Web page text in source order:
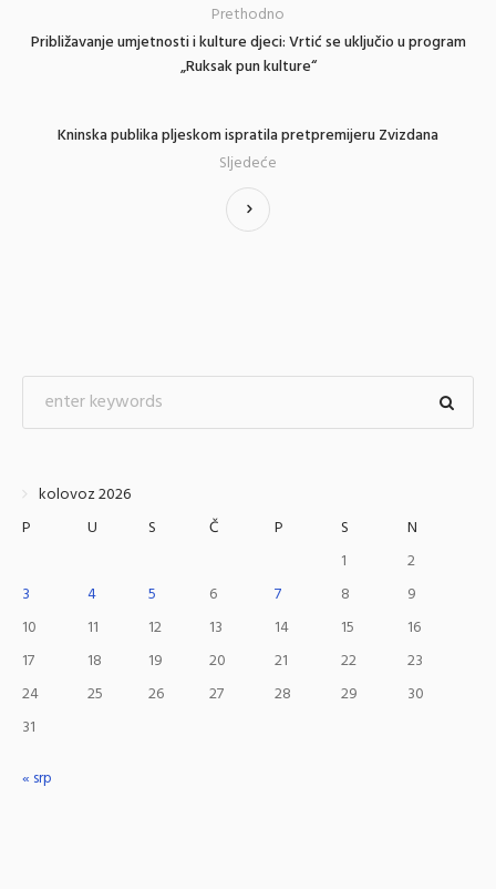
Približavanje umjetnosti i kulture djeci: Vrtić se uključio u program
„Ruksak pun kulture“
Prethodno
Kninska publika pljeskom ispratila pretpremijeru Zvizdana
Sljedeće
kolovoz 2026
P
U S Č P S
N
1
2
3
4 5 6 7 8
9
10
11 12 13 14 15
16
17
18 19 20 21 22
23
24
25 26 27 28 29
30
31
« srp